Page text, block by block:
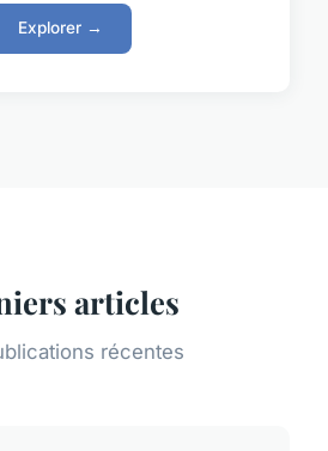
Explorer →
articles
récentes